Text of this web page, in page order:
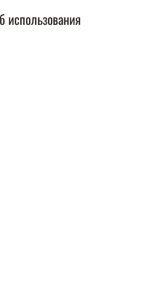
использования